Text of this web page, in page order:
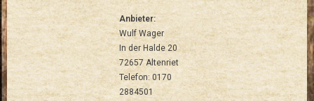
Anbieter:
Wulf Wager
In der Halde 20
72657 Altenriet
Telefon: 0170
2884501